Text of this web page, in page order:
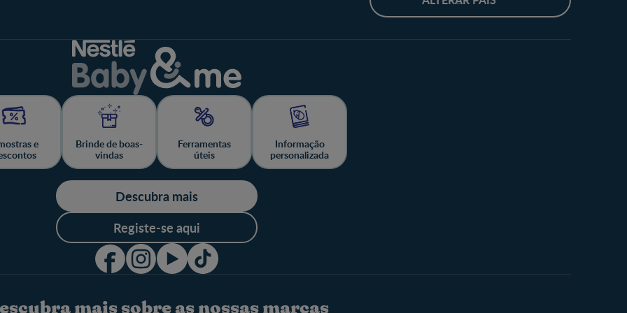
e
Brinde de boas-
vindas
Ferramentas
úteis
Informação
personalizada
Descubra mais
Registe-se aqui
mais sobre as nossas marcas